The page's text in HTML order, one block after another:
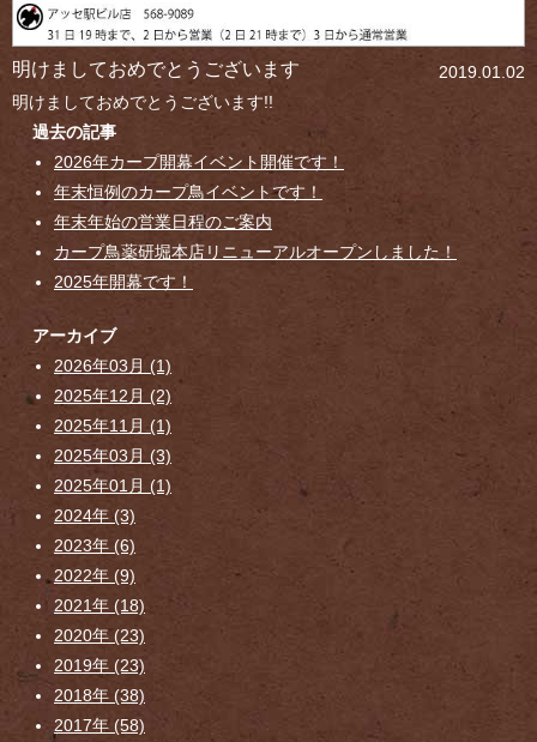
2019.01.02
明けましておめでとうございます
明けましておめでとうございます!!
過去の記事
2026年カープ開幕イベント開催です！
年末恒例のカープ鳥イベントです！
年末年始の営業日程のご案内
カープ鳥薬研堀本店リニューアルオープンしました！
2025年開幕です！
アーカイブ
2026年03月 (1)
2025年12月 (2)
2025年11月 (1)
2025年03月 (3)
2025年01月 (1)
2024年 (3)
2023年 (6)
2022年 (9)
2021年 (18)
2020年 (23)
2019年 (23)
2018年 (38)
2017年 (58)